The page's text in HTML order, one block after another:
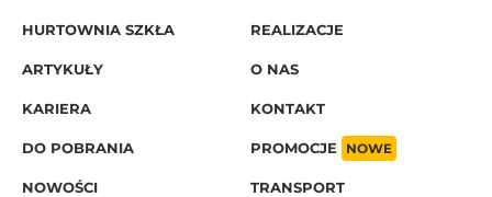
HURTOWNIA SZKŁA REALIZACJE
ARTYKUŁY O NAS
KARIERA KONTAKT
DO POBRANIA PROMOCJE NOWE
NOWOŚCI TRANSPORT